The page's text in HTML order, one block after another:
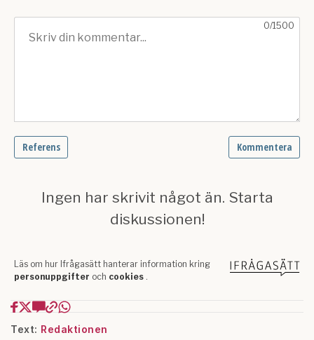
Text: Redaktionen